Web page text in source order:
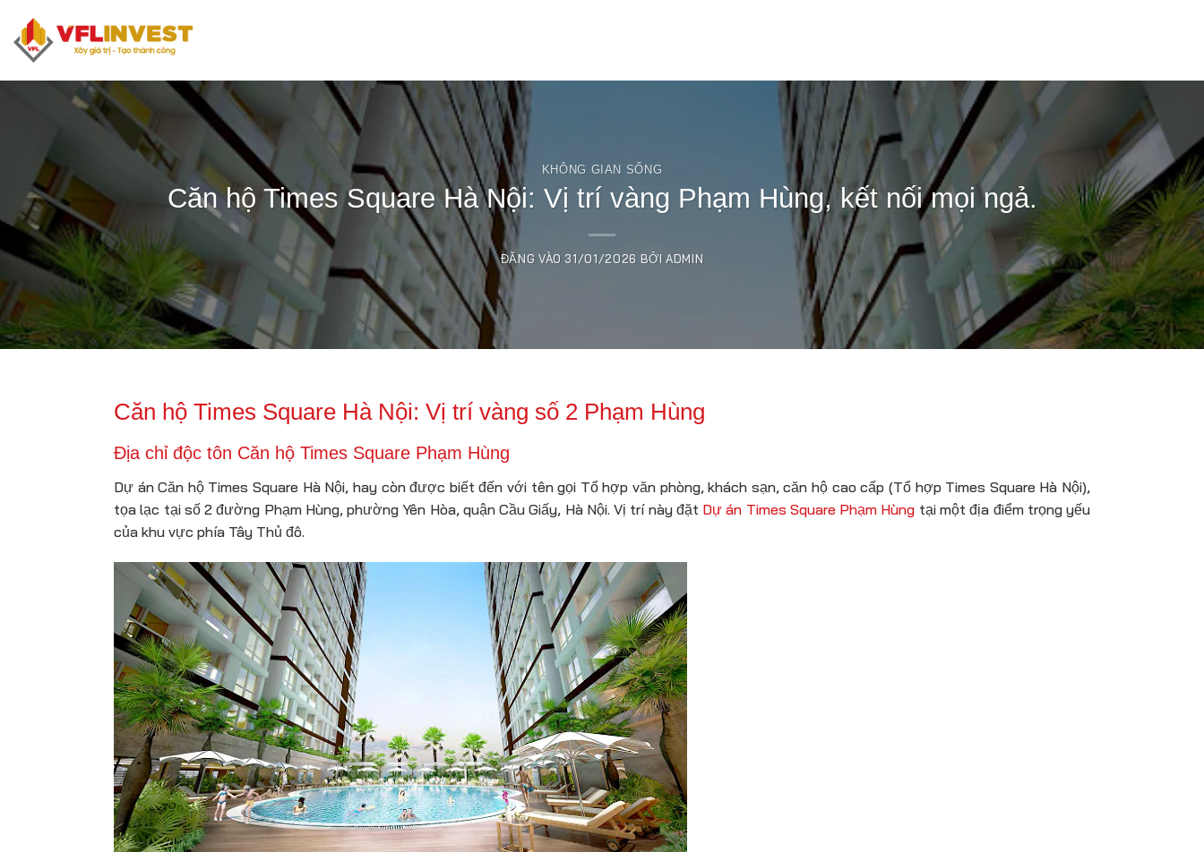
qua
dung
KHÔNG GIAN SỐNG
Căn hộ Times Square Hà Nội: Vị trí vàng Phạm Hùng, kết nối mọi ngả.
ĐĂNG VÀO 31/01/2026 BỞIADMIN
Căn hộ Times Square Hà Nội: Vị trí vàng số 2 Phạm Hùng
Địa chỉ độc tôn Căn hộ Times Square Phạm Hùng
Dự án Căn hộ Times Square Hà Nội, hay còn được biết đến với tên gọi Tổ hợp văn phòng, khách sạn, căn hộ cao cấp (Tổ hợp Times Square Hà Nội),
tọa lạc tại số 2 đường Phạm Hùng, phường Yên Hòa, quận Cầu Giấy, Hà Nội. Vị trí này đặt Dự án Times Square Phạm Hùng tại một địa điểm trọng yếu
của khu vực phía Tây Thủ đô.